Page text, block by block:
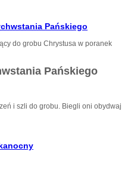
Pańskiego
Pańskiego
i szli do grobu. Biegli oni obydwaj